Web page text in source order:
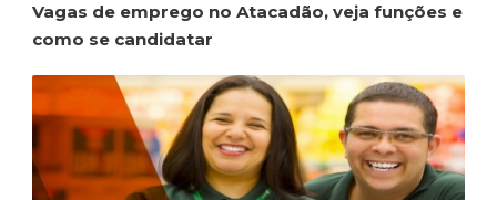
Vagas de emprego no Atacadão, veja funções e
como se candidatar